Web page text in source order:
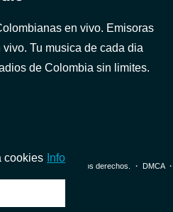
en vivo. Emisoras
vivo. Tu musica de cada dia
de Colombia sin limites.
Reservados todos los derechos. ・ DMCA・
cookies Info